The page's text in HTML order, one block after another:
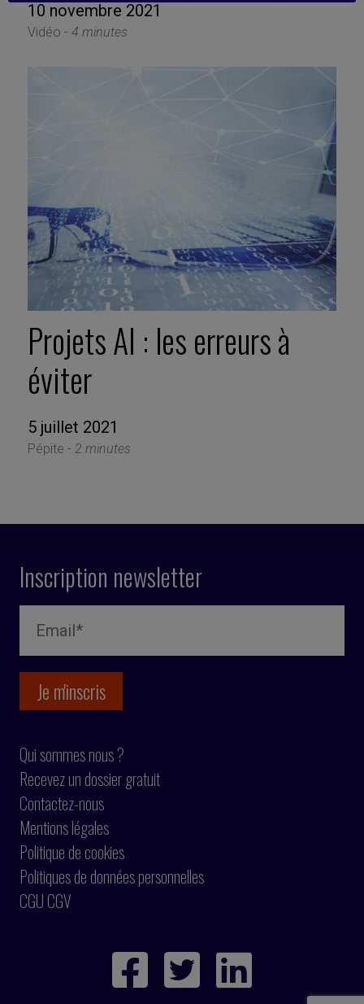
10 novembre 2021
Vidéo - 4 minutes
Projets AI : les erreurs à
éviter
5 juillet 2021
Pépite - 2 minutes
Inscription newsletter
Qui sommes nous ?
Recevez un dossier gratuit
Contactez-nous
Mentions légales
Politique de cookies
Politiques de données personnelles
CGU CGV